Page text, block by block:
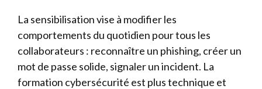
La sensibilisation vise à modifier les
comportements du quotidien pour tous les
collaborateurs : reconnaître un phishing, créer un
mot de passe solide, signaler un incident. La
formation cybersécurité est plus technique et